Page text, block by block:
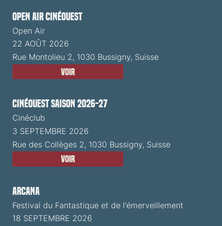
Open Air CinéOuest
Open Air
22 AOÛT 2026
Rue Montolieu 2, 1030 Bussigny, Suisse
Voir
CinéOuest Saison 2026-27
Cinéclub
3 SEPTEMBRE 2026
Rue des Collèges 2, 1030 Bussigny, Suisse
Voir
ARCANA
Festival du Fantastique et de l'émerveillement
18 SEPTEMBRE 2026